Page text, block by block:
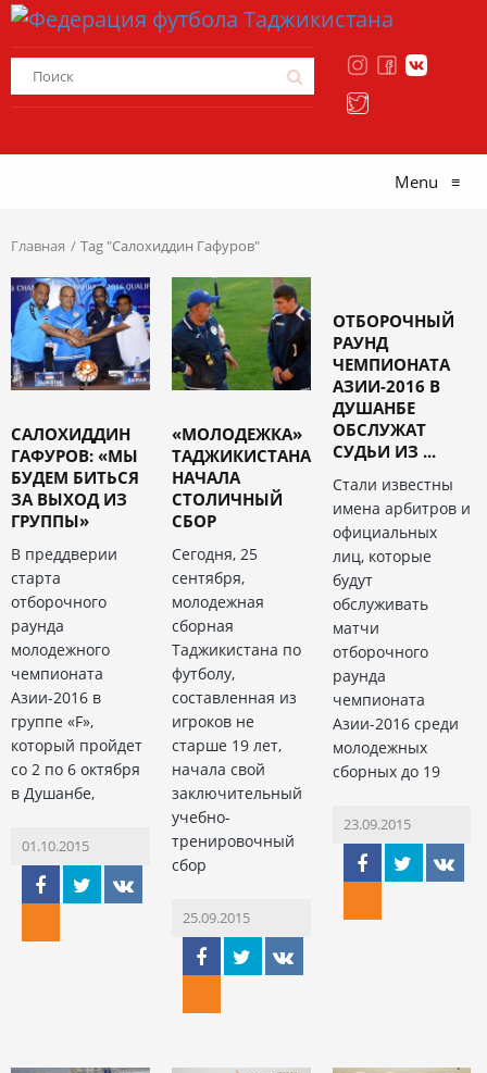
Menu ≡
Главная Tag "Салохиддин Гафуров"
САЛОХИДДИН
ГАФУРОВ: «МЫ
БУДЕМ БИТЬСЯ
ЗА ВЫХОД ИЗ
ГРУППЫ»
В преддверии
старта
отборочного
раунда
молодежного
чемпионата
Азии-2016 в
группе «F»,
который пройдет
со 2 по 6 октября
в Душанбе,
01.10.2015
«МОЛОДЕЖКА»
ТАДЖИКИСТАНА
НАЧАЛА
СТОЛИЧНЫЙ
СБОР
Сегодня, 25
сентября,
молодежная
сборная
Таджикистана по
футболу,
составленная из
игроков не
старше 19 лет,
начала свой
заключительный
учебно-
тренировочный
сбор
25.09.2015
ОТБОРОЧНЫЙ
РАУНД
ЧЕМПИОНАТА
АЗИИ-2016 В
ДУШАНБЕ
ОБСЛУЖАТ
СУДЬИ ИЗ ...
Стали известны
имена арбитров и
официальных
лиц, которые
будут
обслуживать
матчи
отборочного
раунда
чемпионата
Азии-2016 среди
молодежных
сборных до 19
23.09.2015